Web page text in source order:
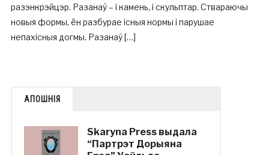
разэнкрэйцэр. Разанаў – і камень, і скульптар. Ствараючы
новыя формы, ён разбурае існыя нормы і парушае
непахісныя догмы. Разанаў […]
АПОШНІЯ
Skaryna Press выдала
“Партрэт Дорыяна